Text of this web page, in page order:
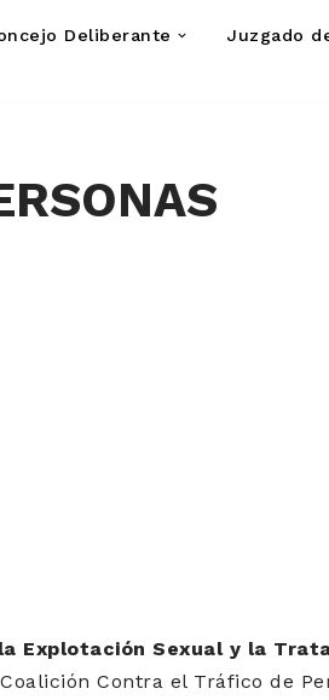
Deliberante Juzgado
Explotación Sexual y la
Contra el Tráfico de